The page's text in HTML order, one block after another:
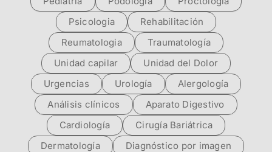
Psicologia
Rehabilitación
Reumatologia
Traumatología
Unidad capilar
Unidad del Dolor
Urgencias
Urología
Alergología
Análisis clínicos
Aparato Digestivo
Cardiología
Cirugía Bariátrica
Dermatología
Diagnóstico por imagen